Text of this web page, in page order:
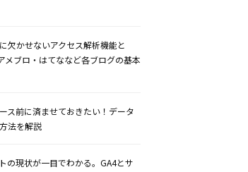
欠かせないアクセス解析機能と
メブロ・はてななど各ブログの基本
ス前に済ませておきたい！データ
法を解説
の現状が一目でわかる。GA4とサ